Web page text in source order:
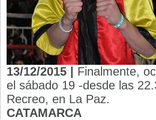
13/12/2015 | Finalmente,
el sábado 19 -desde las
Recreo, en La Paz.
CATAMARCA